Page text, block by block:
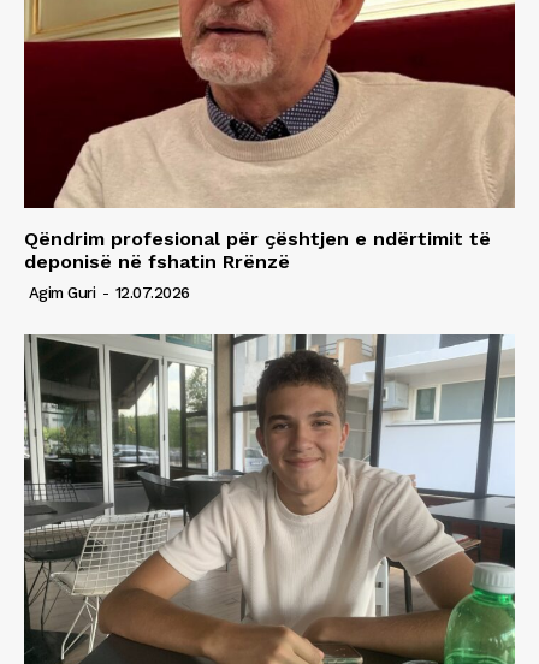
Qëndrim profesional për çështjen e ndërtimit të
deponisë në fshatin Rrënzë
Agim Guri - 12.07.2026